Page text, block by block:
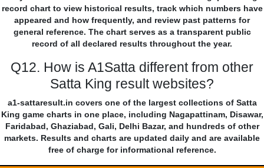
record chart to view historical results, track which numbers have
appeared and how frequently, and review past patterns for
general reference. The chart serves as a transparent public
record of all declared results throughout the year.
Q12. How is A1Satta different from other
Satta King result websites?
a1-sattaresult.in covers one of the largest collections of Satta
King game charts in one place, including Nagapattinam, Disawar,
Faridabad, Ghaziabad, Gali, Delhi Bazar, and hundreds of other
markets. Results and charts are updated daily and are available
free of charge for informational reference.